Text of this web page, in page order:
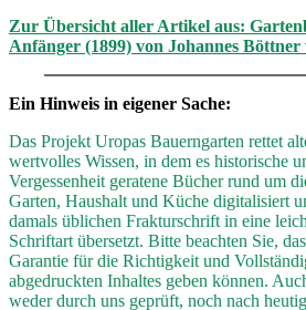
Zur Übersicht aller Artikel aus:
Anfänger (1899) von Johannes Böttner
Ein Hinweis in eigener Sache:
Das Projekt Uropas Bauerngarten rettet
wertvolles Wissen, in dem es historische
Vergessenheit geratene Bücher rund um
Garten, Haushalt und Küche digitalisiert
damals üblichen Frakturschrift in eine
Schriftart übersetzt. Bitte beachten Sie,
Garantie für die Richtigkeit und
abgedruckten Inhaltes geben können.
weder durch uns geprüft, noch nach